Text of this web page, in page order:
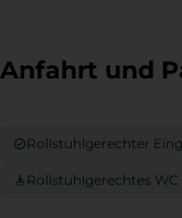
Anfahrt und
Rollstuhlgerechter
Rollstuhlgerechtes WC